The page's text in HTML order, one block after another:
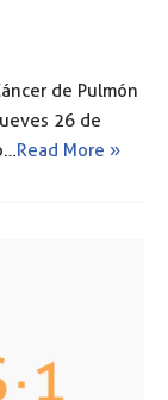
de Pulmón
26 de
Read More »